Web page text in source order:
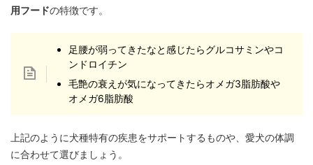
用フードの特徴です。
足腰が弱ってきたなと感じたらグルコサミンやコ
ンドロイチン
毛艶の衰えが気になってきたらオメガ3脂肪酸や
オメガ6脂肪酸
上記のように犬種特有の疾患をサポートするものや、愛犬の体調
に合わせて選びましょう。